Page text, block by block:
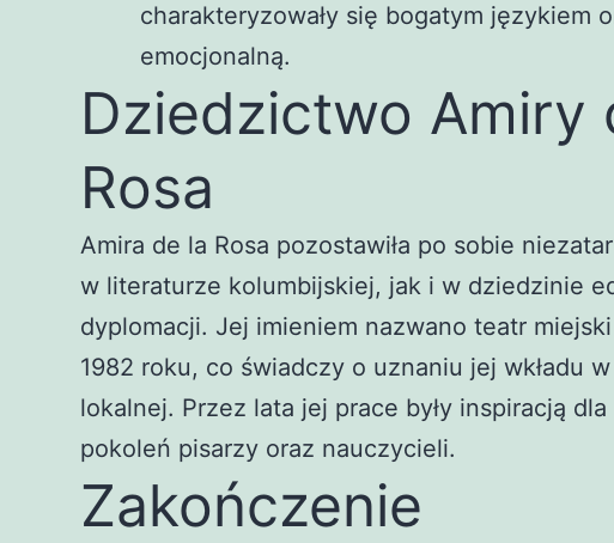
charakteryzowały się bogatym językiem
emocjonalną.
Dziedzictwo Amiry
Rosa
Amira de la Rosa pozostawiła po sobie
w literaturze kolumbijskiej, jak i w dziedzinie
dyplomacji. Jej imieniem nazwano teatr
1982 roku, co świadczy o uznaniu jej wkładu
lokalnej. Przez lata jej prace były inspiracją
pokoleń pisarzy oraz nauczycieli.
Zakończenie